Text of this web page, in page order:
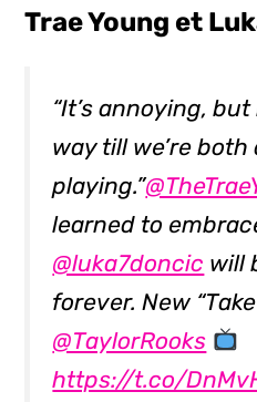
Trae Young et
“It’s annoying,
way till we’re both
playing.”
learned to
@luka7doncic will
forever. New
@TaylorRooks
https://t.co/